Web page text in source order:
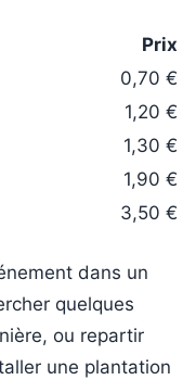
Prix
0,70 €
1,20 €
1,30 €
1,90 €
3,50 €
dans un
quelques
ou repartir
une plantation